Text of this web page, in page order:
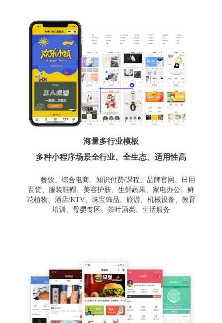
海量多行业模板
多种小程序场景全行业、全生态、适用性高
餐饮、综合电商、知识付费/课程、品牌官网、日用
百货、服装鞋帽、美容护肤、生鲜蔬果、家电办公、鲜
花植物、酒店/KTV、珠宝饰品、旅游、机械设备、教育
培训、母婴专区、茶叶酒类、生活服务